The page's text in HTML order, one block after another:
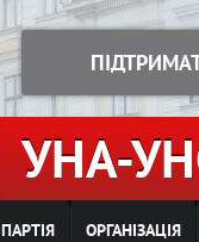
Jump to navigation
УНА-
ПАРТІЯ ОРГАНІЗАЦІЯ